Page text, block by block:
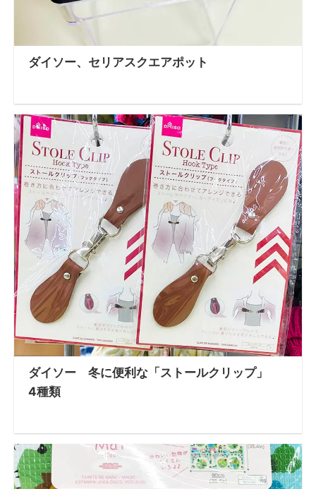
ダイソー、セリアスクエアポット
ダイソー 冬に便利な「ストールクリップ」
4種類